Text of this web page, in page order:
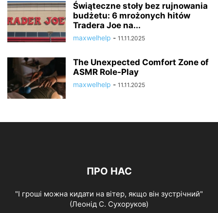
Świąteczne stoły bez rujnowania
budżetu: 6 mrożonych hitów
Tradera Joe na...
maxwelhelp - 11.11.2025
The Unexpected Comfort Zone of
ASMR Role-Play
maxwelhelp - 11.11.2025
ПРО НАС
"І гроші можна кидати на вітер, якщо він зустрічний"
(Леонід С. Сухоруков)